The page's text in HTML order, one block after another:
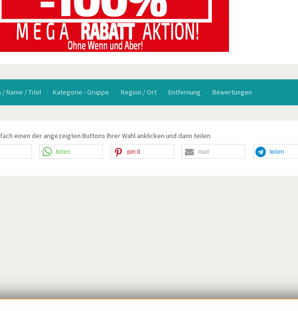
/ Name / Titel Kategorie - Gruppe Region / Ort Entfernung Bewertungen
einen der angezeigten Buttons Ihrer Wahl anklicken und dann teilen.
teilen pin it mail teilen